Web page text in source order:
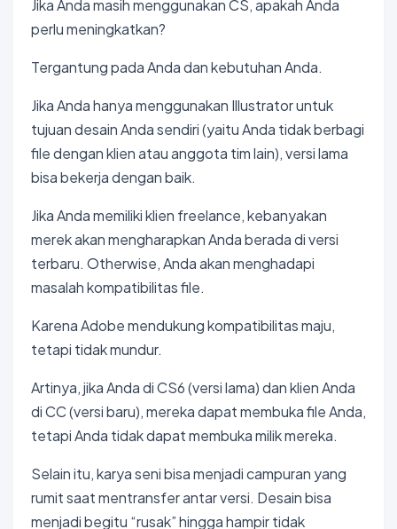
Jika Anda masih menggunakan CS, apakah Anda
perlu meningkatkan?
Tergantung pada Anda dan kebutuhan Anda.
Jika Anda hanya menggunakan Illustrator untuk
tujuan desain Anda sendiri (yaitu Anda tidak berbagi
file dengan klien atau anggota tim lain), versi lama
bisa bekerja dengan baik.
Jika Anda memiliki klien freelance, kebanyakan
merek akan mengharapkan Anda berada di versi
terbaru. Otherwise, Anda akan menghadapi
masalah kompatibilitas file.
Karena Adobe mendukung kompatibilitas maju,
tetapi tidak mundur.
Artinya, jika Anda di CS6 (versi lama) dan klien Anda
di CC (versi baru), mereka dapat membuka file Anda,
tetapi Anda tidak dapat membuka milik mereka.
Selain itu, karya seni bisa menjadi campuran yang
rumit saat mentransfer antar versi. Desain bisa
menjadi begitu “rusak” hingga hampir tidak